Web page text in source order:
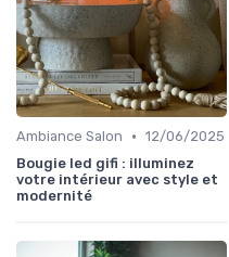
Ambiance Salon • 12/06/2025
Bougie led gifi : illuminez
votre intérieur avec style et
modernité